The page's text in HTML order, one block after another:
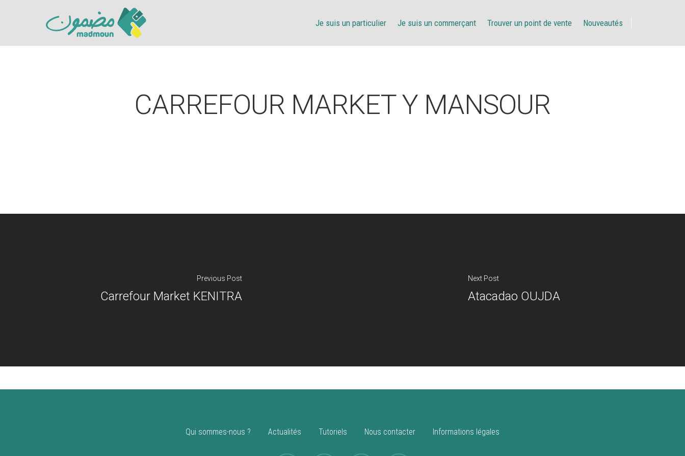
Hit enter to search or ESC to close
Je suis un particulier Je suis un commerçant Trouver un point de vente Nouveautés
CARREFOUR MARKET Y MANSOUR
Previous Post
Carrefour Market KENITRA
Next Post
Atacadao OUJDA
Qui sommes-nous ? Actualités Tutoriels Nous contacter Informations légales